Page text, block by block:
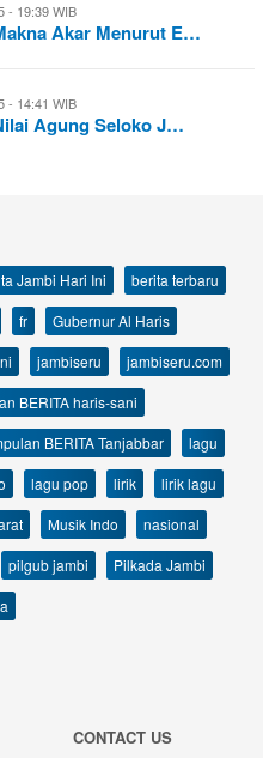
- 19:39 WIB
Akar Menurut E…
- 14:41 WIB
Agung Seloko J…
Jambi Hari Ini
berita terbaru
fr
Gubernur Al Haris
jambiseru
jambiseru.com
BERITA haris-sani
BERITA Tanjabbar
lagu
lagu pop lirik
lirik lagu
Musik Indo
nasional
pilgub jambi
Pilkada Jambi
CONTACT US